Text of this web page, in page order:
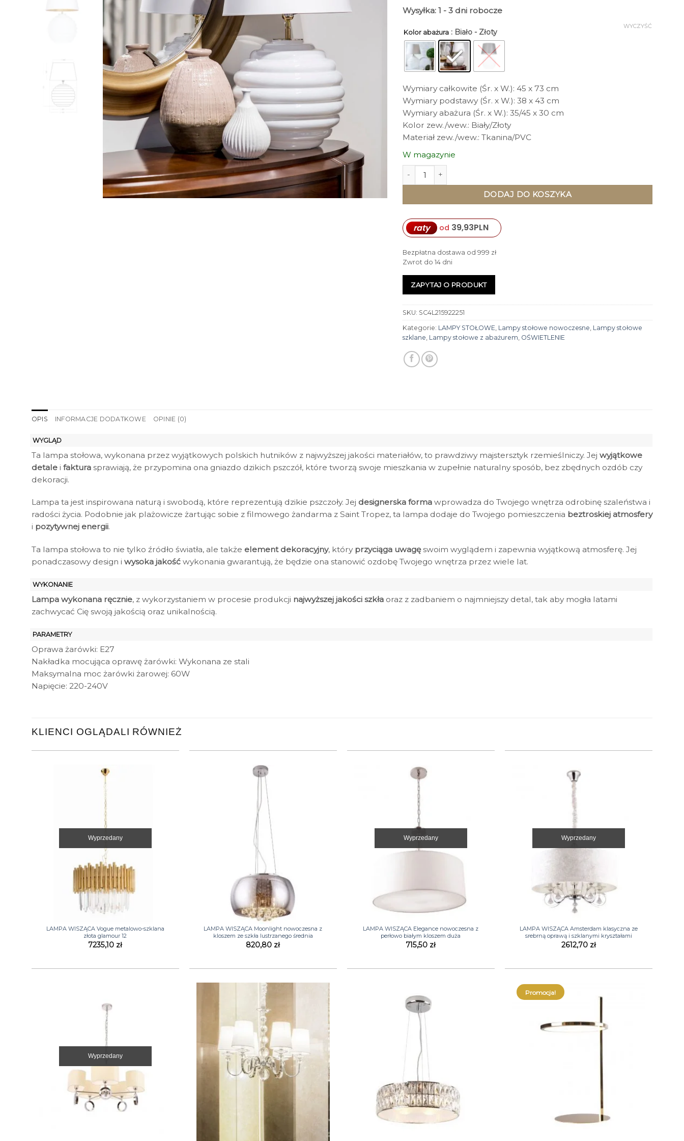
Wysyłka: 1 - 3 dni robocze
Kolor abażura : Biało - Złoty
WYCZYŚĆ
Wymiary całkowite (Śr. x W.): 45 x 73 cm
Wymiary podstawy (Śr. x W.): 38 x 43 cm
Wymiary abażura (Śr. x W.): 35/45 x 30 cm
Kolor zew./wew.: Biały/Złoty
Materiał zew./wew.: Tkanina/PVC
W magazynie
ilość LAMPA STOŁOWA 4concepts Saint Tropez Biała
DODAJ DO KOSZYKA
raty od 39,93PLN
Bezpłatna dostawa od 999 zł
Zwrot do 14 dni
ZAPYTAJ O PRODUKT
SKU: SC4L215922251
Kategorie: LAMPY STOŁOWE Lampy stołowe nowoczesne Lampy stołowe
szklane Lampy stołowe z abażurem OŚWIETLENIE
OPIS INFORMACJE DODATKOWE OPINIE (0)
WYGLĄD
Ta lampa stołowa, wykonana przez wyjątkowych polskich hutników z najwyższej jakości materiałów, to prawdziwy majstersztyk rzemieślniczy. Jej wyjątkowe
detale i faktura sprawiają, że przypomina ona gniazdo dzikich pszczół, które tworzą swoje mieszkania w zupełnie naturalny sposób, bez zbędnych ozdób czy
dekoracji.
Lampa ta jest inspirowana naturą i swobodą, które reprezentują dzikie pszczoły. Jej designerska forma wprowadza do Twojego wnętrza odrobinę szaleństwa i
radości życia. Podobnie jak plażowicze żartując sobie z filmowego żandarma z Saint Tropez, ta lampa dodaje do Twojego pomieszczenia beztroskiej atmosfery
i pozytywnej energii.
Ta lampa stołowa to nie tylko źródło światła, ale także element dekoracyjny, który przyciąga uwagęswoim wyglądem i zapewnia wyjątkową atmosferę. Jej
ponadczasowy design i wysoka jakość wykonania gwarantują, że będzie ona stanowić ozdobę Twojego wnętrza przez wiele lat.
WYKONANIE
Lampa wykonana ręcznie, z wykorzystaniem w procesie produkcji najwyższej jakości szkła oraz z zadbaniem o najmniejszy detal, tak aby mogła latami
zachwycać Cię swoją jakością oraz unikalnością.
PARAMETRY
Oprawa żarówki: E27
Nakładka mocująca oprawę żarówki: Wykonana ze stali
Maksymalna moc żarówki żarowej: 60W
Napięcie: 220-240V
KLIENCI OGLĄDALI RÓWNIEŻ
Wyprzedany
LAMPA WISZĄCA Vogue metalowo-szklana
złota glamour 12
7235,10 zł
LAMPA WISZĄCA Moonlight nowoczesna z
kloszem ze szkła lustrzanego średnia
820,80 zł
Wyprzedany
LAMPA WISZĄCA Elegance nowoczesna z
perłowo białym kloszem duża
715,50 zł
Wyprzedany
LAMPA WISZĄCA Amsterdam klasyczna ze
srebrną oprawą i szklanymi kryształami
2612,70 zł
Wyprzedany
Promocja!